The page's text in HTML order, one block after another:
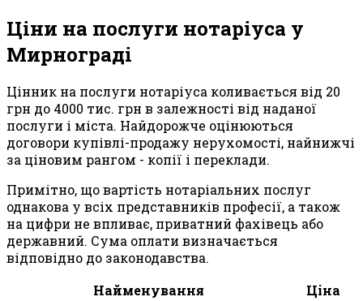
Ціни на послуги нотаріуса у
Мирнограді
Цінник на послуги нотаріуса коливається від 20
грн до 4000 тис. грн в залежності від наданої
послуги і міста. Найдорожче оцінюються
договори купівлі-продажу нерухомості, найнижчі
за ціновим рангом - копії і переклади.
Примітно, що вартість нотаріальних послуг
однакова у всіх представників професії, а також
на цифри не впливає, приватний фахівець або
державний. Сума оплати визначається
відповідно до законодавства.
Найменування
Ціна